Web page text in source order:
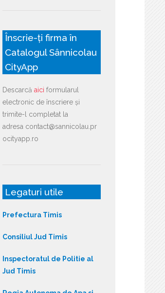
Înscrie-ți firma în
Catalogul Sânnicolau
CityApp
Descarcă aici formularul
electronic de înscriere și
trimite-l completat la
adresa contact@sannicolau.pr
ocityapp.ro
Legaturi utile
Prefectura Timis
Consiliul Jud Timis
Inspectoratul de Politie al
Jud Timis